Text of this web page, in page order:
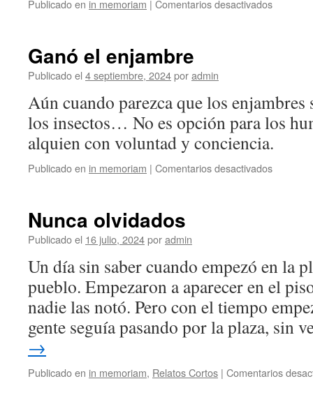
Publicado en in memoriam | Comentarios desactivadosen
Ganó el enjambre
Publicado el 4 septiembre, 2024poradmin
Aún cuando parezca que los
los insectos… No es opción para los
alquien con voluntad y conciencia.
Publicado en in memoriam | Comentarios desactivadosen
Nunca olvidados
Publicado el 16 julio, 2024poradmin
Un día sin saber cuando empezó en la
pueblo. Empezaron a aparecer en el
nadie las notó. Pero con el tiempo
gente seguía pasando por la plaza, sin
→
Publicado en in memoriam, Relatos Cortos | Comentarios